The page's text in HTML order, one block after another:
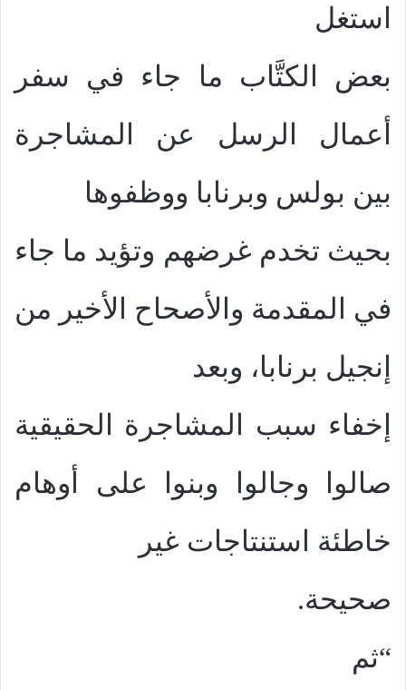
استغل
بعض الكتَّاب ما جاء في سفر
أعمال الرسل عن المشاجرة
بين بولس وبرنابا ووظفوها
بحيث تخدم غرضهم وتؤيد ما جاء
في المقدمة والأصحاح الأخير من
إنجيل برنابا، وبعد
إخفاء سبب المشاجرة الحقيقية
صالوا وجالوا وبنوا على أوهام
خاطئة استنتاجات غير
صحيحة.
“ثم